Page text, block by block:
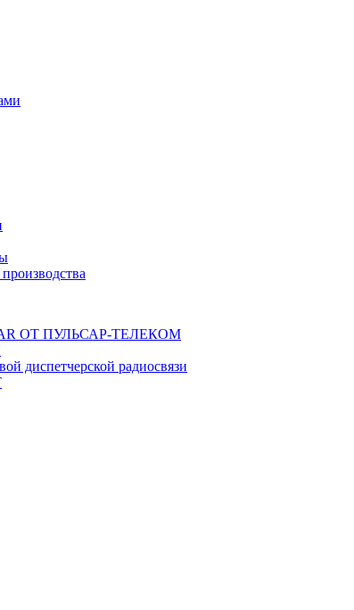
ОТ ПУЛЬСАР-ТЕЛЕКОМ
диспетчерской радиосвязи